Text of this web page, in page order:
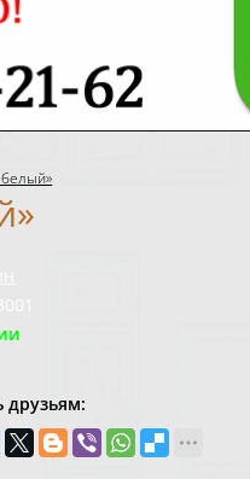
друзьям: